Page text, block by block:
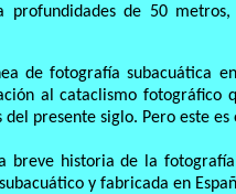
profundidades de 50
de fotografía subacuática
al cataclismo fotográfico
presente siglo. Pero este
breve historia de la
y fabricada en